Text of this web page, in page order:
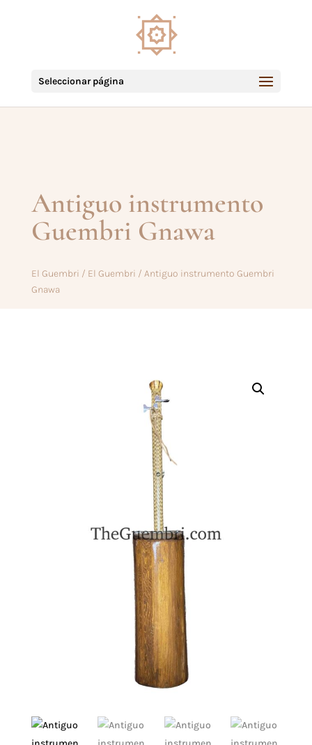
Seleccionar página
Antiguo instrumento
Guembri Gnawa
El Guembri / El Guembri / Antiguo instrumento Guembri
Gnawa